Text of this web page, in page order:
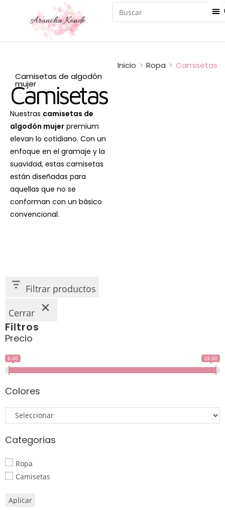
Camisetas de algodón
mujer
Camisetas
Nuestras camisetas de
algodón mujer premium
elevan lo cotidiano. Con un
enfoque en el gramaje y la
suavidad, estas camisetas
están diseñadas para
aquellas que no se
conforman con un básico
convencional.
Inicio > Ropa > Camisetas
Filtrar productos
Cerrar
Filtros
Precio
6.00 19.00
Colores
Categorias
Ropa
Camisetas
Aplicar